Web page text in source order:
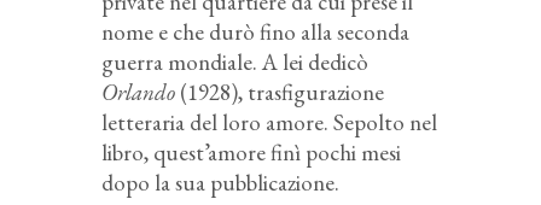
nome e che durò fino alla seconda
guerra mondiale. A lei dedicò
Orlando (1928), trasfigurazione
letteraria del loro amore. Sepolto nel
libro, quest’amore finì pochi mesi
dopo la sua pubblicazione.